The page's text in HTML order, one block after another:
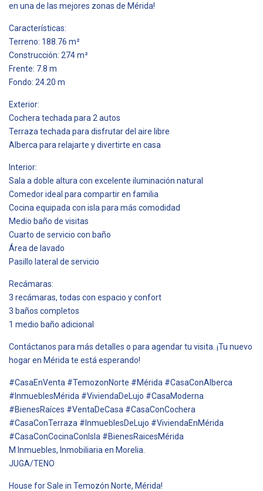
en una de las mejores zonas de Mérida!
Características:
Terreno: 188.76 m²
Construcción: 274 m²
Frente: 7.8 m
Fondo: 24.20 m
Exterior:
Cochera techada para 2 autos
Terraza techada para disfrutar del aire libre
Alberca para relajarte y divertirte en casa
Interior:
Sala a doble altura con excelente iluminación natural
Comedor ideal para compartir en familia
Cocina equipada con isla para más comodidad
Medio baño de visitas
Cuarto de servicio con baño
Área de lavado
Pasillo lateral de servicio
Recámaras:
3 recámaras, todas con espacio y confort
3 baños completos
1 medio baño adicional
Contáctanos para más detalles o para agendar tu visita. ¡Tu nuevo
hogar en Mérida te está esperando!
#CasaEnVenta #TemozonNorte #Mérida #CasaConAlberca
#InmueblesMérida #ViviendaDeLujo #CasaModerna
#BienesRaíces #VentaDeCasa #CasaConCochera
#CasaConTerraza #InmueblesDeLujo #ViviendaEnMérida
#CasaConCocinaConIsla #BienesRaicesMérida
M Inmuebles, Inmobiliaria en Morelia.
JUGA/TENO
House for Sale in Temozón Norte, Mérida!